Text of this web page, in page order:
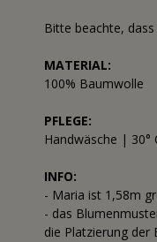
Bitte beachte,
MATERIAL:
100% Baumwolle
PFLEGE:
Handwäsche | 30°
INFO:
- Maria ist 1,58m
- das
die Platzierung der